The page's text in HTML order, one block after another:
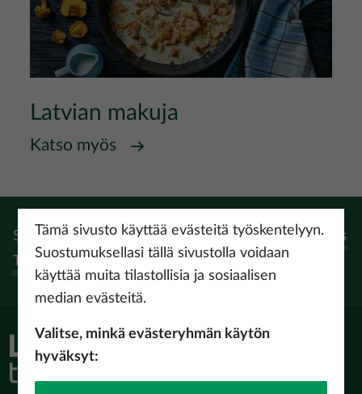
Latvian makuja
Katso myös
Seuraa:Instagram FacebookPinterestYoutubeThreads
Tiktok
Tämä sivusto käyttää evästeitä työskentelyyn.
Suostumuksellasi tällä sivustolla voidaan
käyttää muita tilastollisia ja sosiaalisen
median evästeitä.
Valitse, minkä evästeryhmän käytön
hyväksyt: